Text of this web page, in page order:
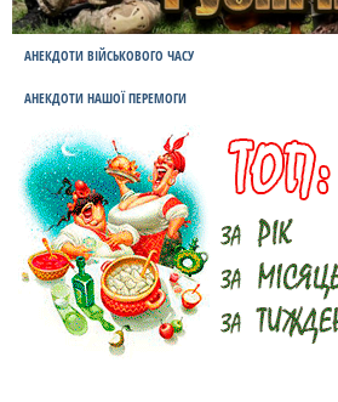
АНЕКДОТИ ВІЙСЬКОВОГО ЧАСУ
АНЕКДОТИ НАШОЇ ПЕРЕМОГИ